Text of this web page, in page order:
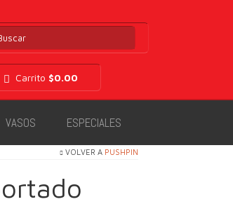
Carrito $0.00
VASOS ESPECIALES
VOLVER A PUSHPIN